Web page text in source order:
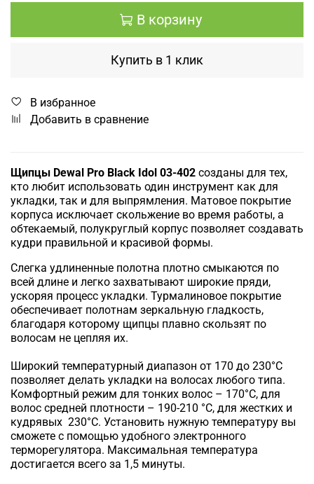
В корзину
Купить в 1 клик
В избранное
Добавить в сравнение
Щипцы Dewal Pro Black Idol 03-402 созданы для тех,
кто любит использовать один инструмент как для
укладки, так и для выпрямления. Матовое покрытие
корпуса исключает скольжение во время работы, а
обтекаемый, полукруглый корпус позволяет создавать
кудри правильной и красивой формы.
Слегка удлиненные полотна плотно смыкаются по
всей длине и легко захватывают широкие пряди,
ускоряя процесс укладки. Турмалиновое покрытие
обеспечивает полотнам зеркальную гладкость,
благодаря которому щипцы плавно скользят по
волосам не цепляя их.
Широкий температурный диапазон от 170 до 230°C
позволяет делать укладки на волосах любого типа.
Комфортный режим для тонких волос – 170°C, для
волос средней плотности – 190-210 °C, для жестких и
кудрявых 230°C. Установить нужную температуру вы
сможете с помощью удобного электронного
терморегулятора. Максимальная температура
достигается всего за 1,5 минуты.